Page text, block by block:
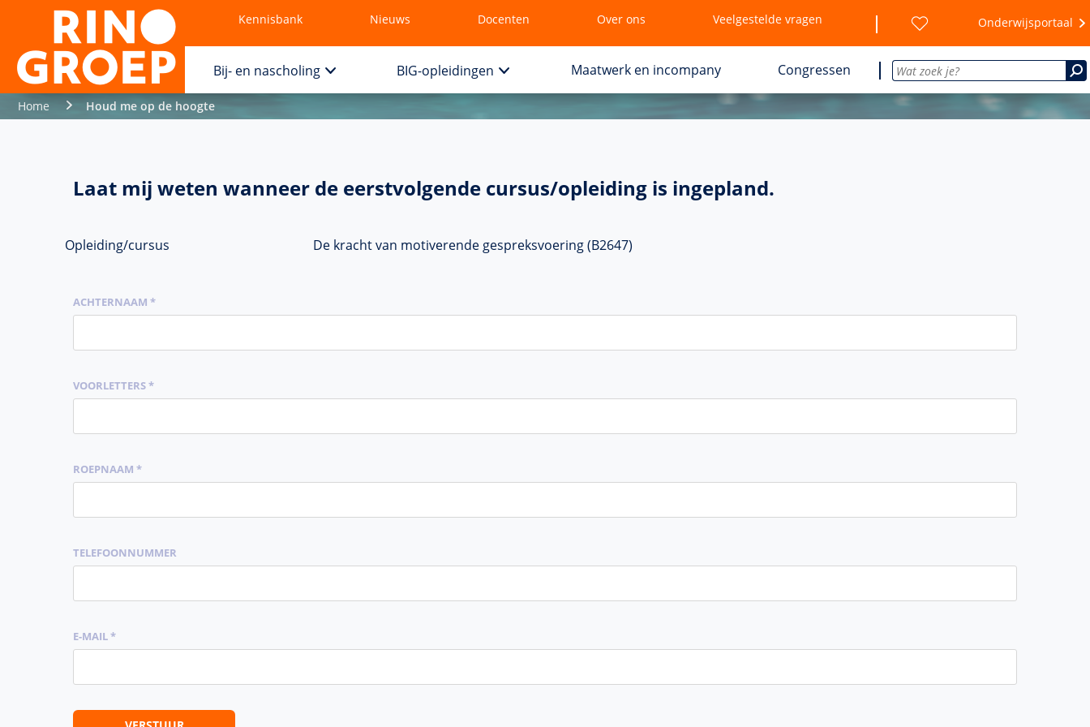
Kennisbank Nieuws Docenten Over ons Veelgestelde vragen Onderwijsportaal
Bij- en nascholing BIG-opleidingen Maatwerk en incompany Congressen
Home Houd me op de hoogte
Laat mij weten wanneer de eerstvolgende cursus/opleiding is ingepland.
Opleiding/cursus De kracht van motiverende gespreksvoering (B2647)
ACHTERNAAM *
VOORLETTERS *
ROEPNAAM *
TELEFOONNUMMER
E-MAIL *